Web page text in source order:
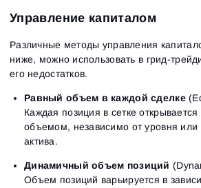
Управление капиталом
Различные методы управления
ниже, можно использовать в грид-
его недостатков.
Равный объем в каждой сделке
Каждая позиция в сетке
объемом, независимо от уровня
актива.
Динамичный объем позиций
Объем позиций варьируется в